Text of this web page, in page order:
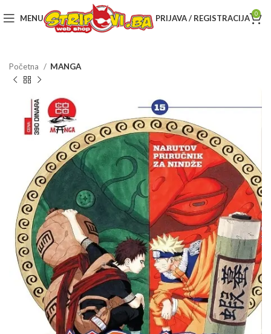
MENU PRIJAVA / REGISTRACIJA 0
Početna MANGA